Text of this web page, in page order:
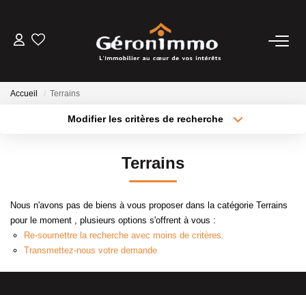
NOTRE AGENCE
CONTACT
Accueil Terrains
Modifier les critères de recherche
Budget max Plus de critères
Terrains
Nous n'avons pas de biens à vous proposer dans la catégorie Terrains
pour le moment , plusieurs options s'offrent à vous :
Re-soumettre la recherche avec moins de critères.
Transmettez-nous votre demande